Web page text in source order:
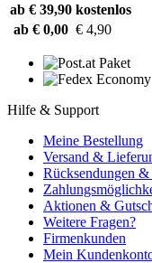
ab € 39,90 kostenlos
ab € 0,00 € 4,90
Hilfe & Support
Meine Bestellung
Versand &
Rücksendungen
Aktionen &
Weitere Fragen?
Firmenkunden
Mein